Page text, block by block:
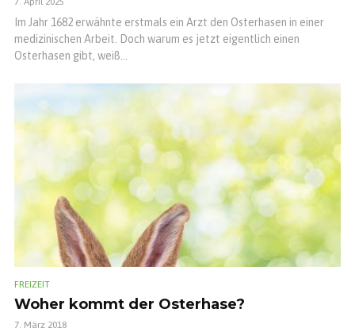
Im Jahr 1682 erwähnte erstmals ein Arzt den Osterhasen in einer
medizinischen Arbeit. Doch warum es jetzt eigentlich einen
Osterhasen gibt, weiß...
FREIZEIT
Woher kommt der Osterhase?
7. März 2018